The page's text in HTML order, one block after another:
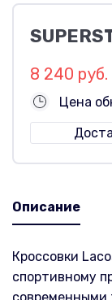
8 240 руб.
Цена
Описание
Кроссовки
спортивному
современными